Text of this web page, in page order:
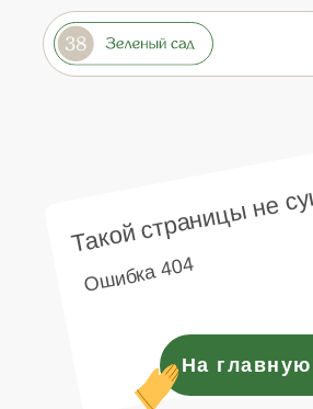
Такой страницы не
Ошибка 404
На